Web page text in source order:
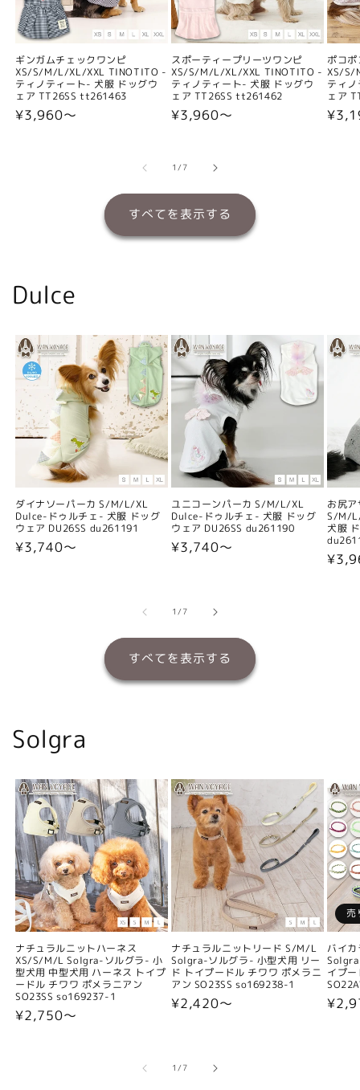
ギンガムチェックワンピ
XS/S/M/L/XL/XXL TINOTITO -
ティノティート- 犬服 ドッグウ
ェア TT26SS tt261463
通
¥3,960〜
スポーティープリーツワンピ
XS/S/M/L/XL/XXL TINOTITO -
ティノティート- 犬服 ドッグウ
ェア TT26SS tt261462
通
格
¥3,960〜
ポコ
XS/S/
ティ
ェア
通
1/の
7
すべてを表示する
Dulce
ダイナソーパーカ S/M/L/XL
Dulce-ドゥルチェ- 犬服 ドッグ
ウェア DU26SS du261191
通
¥3,740〜
ユニコーンパーカ S/M/L/XL
Dulce-ドゥルチェ- 犬服 ドッグ
ウェア DU26SS du261190
通
¥3,740〜
お尻
S/M/
犬服
通
1/の
7
すべてを表示する
Solgra
ナチュラルニットハーネス
XS/S/M/L Solgra-ソルグラ- 小
型犬用 中型犬用 ハーネス トイプ
ードル チワワ ポメラニアン
SO23SS so169237-1
通
¥2,750〜
ナチュラルニットリード S/M/L
Solgra-ソルグラ- 小型犬用 リー
ド トイプードル チワワ ポメラニ
アン SO23SS so169238-1
通
¥2,420〜
売
バイ
イプ
通
1/の
7